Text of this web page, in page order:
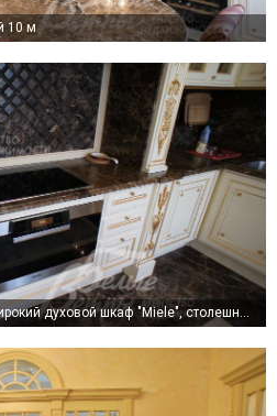
10 м
шкаф "Miele", столешница и фартук из мрамора